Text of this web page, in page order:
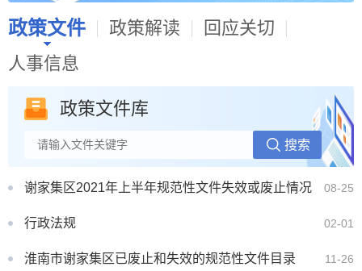
政策文件 政策解读
回应关切
人事信息
政策文件库
08-25
谢家集区2021年上半年规范性文件失效或废止情况
02-01
行政法规
11-26
淮南市谢家集区已废止和失效的规范性文件目录